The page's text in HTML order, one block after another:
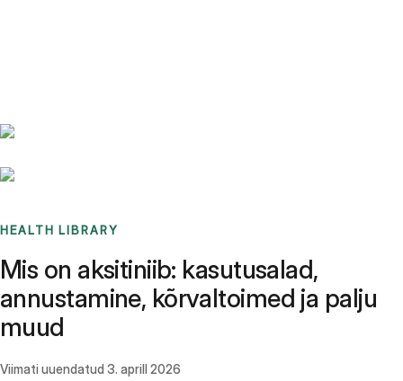
HEALTH LIBRARY
Mis on aksitiniib: kasutusalad,
annustamine, kõrvaltoimed ja palju
muud
Viimati uuendatud 3. aprill 2026